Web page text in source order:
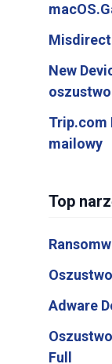
New
Trip.com
mailowy
Top
Adware
Full